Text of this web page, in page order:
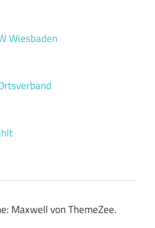
Wiesbaden
Maxwell von ThemeZee.